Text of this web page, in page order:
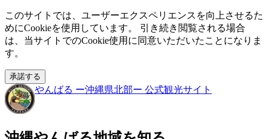
このサイトでは、ユーザーエクスペリエンスを向上させるた
めにCookieを使用しています。 引き続き閲覧される場合
は、当サイトでのCookie使用に同意いただいたことになりま
す。
承諾する
やんばる ー沖縄県北部ー 公式観光サイト